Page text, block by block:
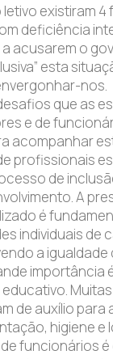
existiram
deficiência
acusarem o
esta
nos.
que as
e de
acompanhar
profissionais
de
A
é
individuais de
a
importância
de auxílio para
higiene e
funcionários é